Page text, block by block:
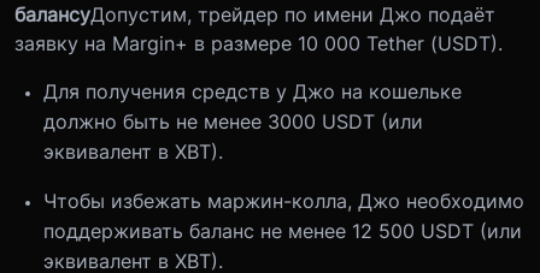
балансуДопустим, трейдер по имени Джо подаёт
заявку на Margin+ в размере 10 000 Tether (USDT).
Для получения средств у Джо на кошельке
должно быть не менее 3000 USDT (или
эквивалент в XBT).
Чтобы избежать маржин-колла, Джо необходимо
поддерживать баланс не менее 12 500 USDT (или
эквивалент в XBT).